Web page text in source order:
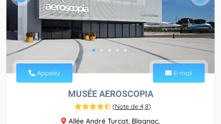
Appelez E-mail
MUSÉE AEROSCOPIA
(Note de 4,8)
Allée André Turcat, Blagnac,